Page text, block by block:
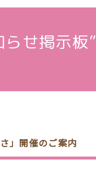
せ掲示板”
」開催のご案内